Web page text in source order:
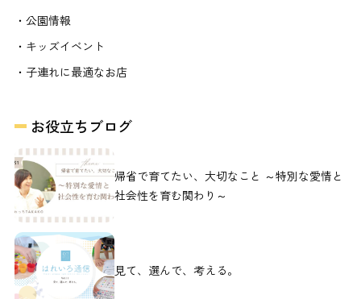
・公園情報
・キッズイベント
・子連れに最適なお店
お役立ちブログ
帰省で育てたい、大切なこと ～特別な愛情と
社会性を育む関わり～
見て、選んで、考える。